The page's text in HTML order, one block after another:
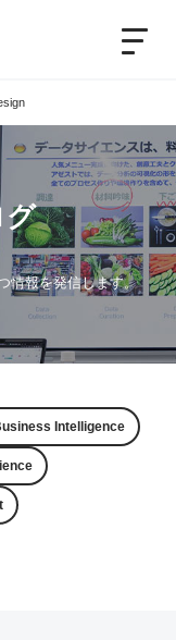
情報を発信します。
Intelligence